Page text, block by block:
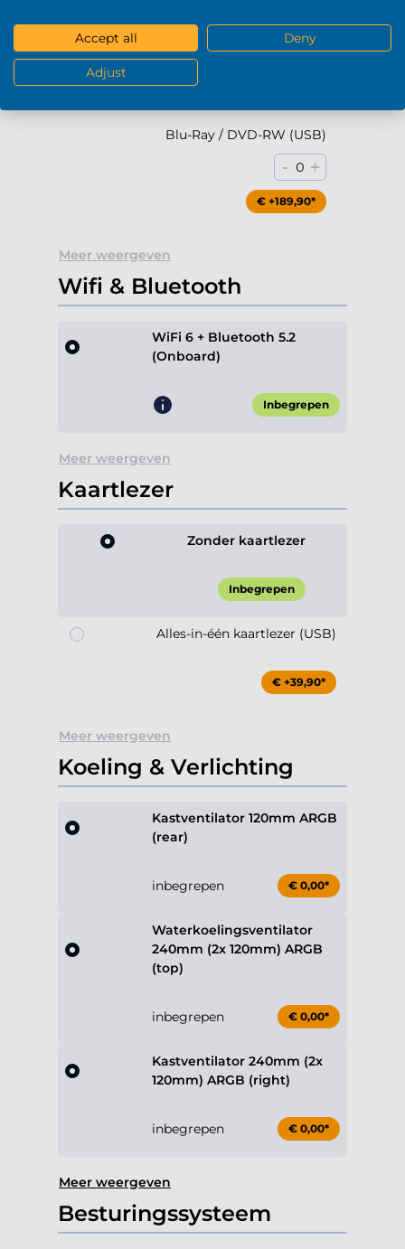
Blu-Ray / DVD-RW (USB)
- 0 +
€ +189,90*
Meer weergeven
Wifi & Bluetooth
WiFi 6 + Bluetooth 5.2
(Onboard)
Inbegrepen
Meer weergeven
Kaartlezer
Zonder kaartlezer
Inbegrepen
Alles-in-één kaartlezer (USB)
€ +39,90*
Meer weergeven
Koeling & Verlichting
Kastventilator 120mm ARGB
(rear)
inbegrepen € 0,00*
Waterkoelingsventilator
240mm (2x 120mm) ARGB
(top)
inbegrepen € 0,00*
Kastventilator 240mm (2x
120mm) ARGB (right)
inbegrepen € 0,00*
Meer weergeven
Besturingssysteem
Accept all Deny
Adjust